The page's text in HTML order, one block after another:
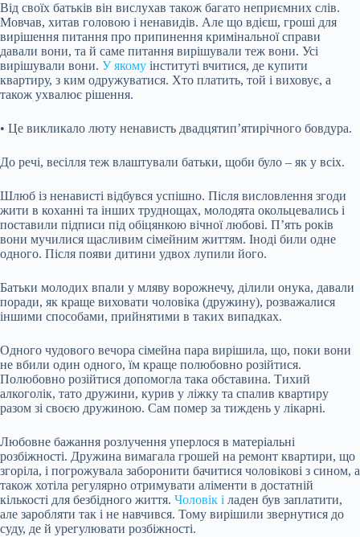
Від своїх батьків він вислухав також багато неприємних слів.
Мовчав, хитав головою і ненавидів. Але що вдієш, гроші для
вирішення питання про припинення кримінальної справи
давали вони, та й саме питання вирішували теж вони. Усі
вирішували вони. У якому інституті вчитися, де купити
квартиру, з ким одружуватися. Хто платить, той і виховує, а
також ухвалює рішення.
• Це викликало люту ненависть двадцятип’ятирічного бовдура.
До речі, весілля теж влаштували батьки, щоби було – як у всіх.
Шлюб із ненависті відбувся успішно. Після висловлення згоди
жити в коханні та інших труднощах, молодята окольцевались і
поставили підписи під обіцянкою вічної любові. П’ять років
вони мучилися щасливим сімейним життям. Іноді били одне
одного. Після появи дитини удвох лупили його.
Батьки молодих впали у мляву ворожнечу, ділили онука, давали
поради, як краще виховати чоловіка (дружину), розважалися
іншими способами, прийнятими в таких випадках.
Одного чудового вечора сімейна пара вирішила, що, поки вони
не вбили один одного, їм краще полюбовно розійтися.
Полюбовно розійтися допомогла така обставина. Тихий
алкоголік, тато дружини, курив у ліжку та спалив квартиру
разом зі своєю дружиною. Сам помер за тиждень у лікарні.
Любовне бажання розлучення уперлося в матеріальні
розбіжності. Дружина вимагала грошей на ремонт квартири, що
згоріла, і погрожувала заборонити бачитися чоловікові з сином, а
також хотіла регулярно отримувати аліменти в достатній
кількості для безбідного життя. Чоловік і ладен був заплатити,
але заробляти так і не навчився. Тому вирішили звернутися до
суду, де й урегулювати розбіжності.